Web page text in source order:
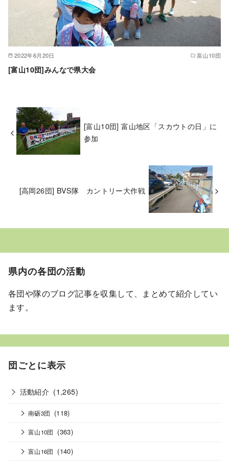
2022年6月20日 富山10団
[富山10団]みんなで県大会
[富山10団] 富山地区「スカウトの日」に
参加
[高岡26団] BVS隊 カントリー大作戦
県内の各団の活動
各団や隊のブログ記事を収集して、まとめて紹介してい
ます。
団ごとに表示
活動紹介 (1,265)
南砺3団 (118)
富山10団 (363)
富山16団 (140)